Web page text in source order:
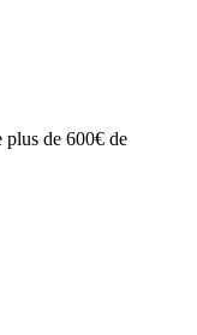
plus de 600€ de